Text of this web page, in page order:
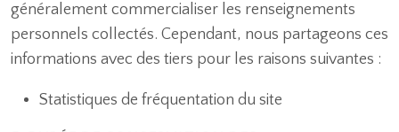
généralement commercialiser les renseignements
personnels collectés. Cependant, nous partageons ces
informations avec des tiers pour les raisons suivantes :
Statistiques de fréquentation du site